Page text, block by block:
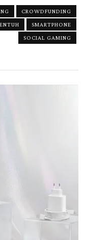
CROWDFUNDING
SMARTPHONE
SOCIAL GAMING